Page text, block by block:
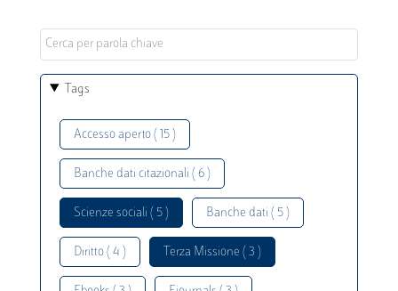
Tags
Accesso aperto ( 15 )
Banche dati citazionali ( 6 )
Scienze sociali ( 5 ) Banche dati ( 5 )
Diritto ( 4 ) Terza Missione ( 3 )